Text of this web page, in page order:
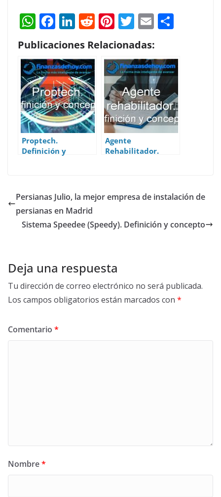
W
h
at
s
A
p
p
F
ac
e
b
o
o
k
Li
k
e
dI
n
R
e
d
di
Pi
nt
er
e
st
T
w
itt
er
E
ai
l e
Publicaciones Relacionadas:
Proptech.
Definición y
Agente
Rehabilitador.
Persianas Julio, la mejor empresa de instalación de
persianas en Madrid
Sistema Speedee (Speedy). Definición y concepto
Deja una respuesta
Tu dirección de correo electrónico no será publicada.
Los campos obligatorios están marcados con *
Comentario *
Nombre*